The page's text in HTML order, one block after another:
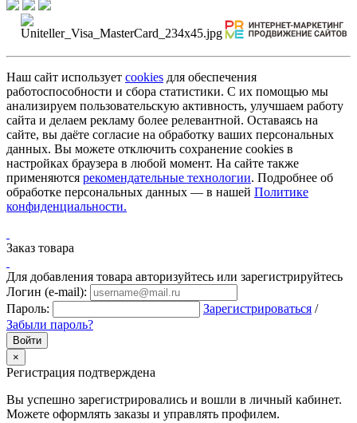
Наш сайт использует cookies для обеспечения
работоспособности и сбора статистики. С их помощью мы
анализируем пользовательскую активность, улучшаем работу
сайта и делаем рекламу более релевантной. Оставаясь на
сайте, вы даёте согласие на обработку ваших персональных
данных. Вы можете отключить сохранение cookies в
настройках браузера в любой момент. На сайте также
применяются рекомендательные технологии. Подробнее об
обработке персональных данных — в нашей Политике
конфиденциальности.
Заказ товара
Для добавления товара авторизуйтесь или зарегистрируйтесь
Логин (e-mail):
Пароль:
Зарегистрироваться /
Забыли пароль?
×
Регистрация подтверждена
Вы успешно зарегистрировались и вошли в личный кабинет.
Можете оформлять заказы и управлять профилем.